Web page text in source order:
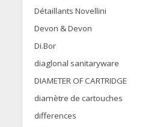
Détaillants Novellini
Devon & Devon
Di.Bor
diaglonal sanitaryware
DIAMETER OF CARTRIDGE
diamètre de cartouches
differences